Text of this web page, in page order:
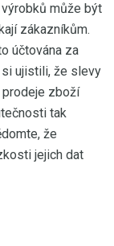
může být
zákazníkům.
účtována za
ujistili, že slevy
prodeje zboží
tak
že
jejich dat